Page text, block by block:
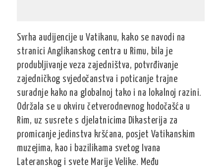
Svrha audijencije u Vatikanu, kako se navodi na
stranici Anglikanskog centra u Rimu, bila je
produbljivanje veza zajedništva, potvrđivanje
zajedničkog svjedočanstva i poticanje trajne
suradnje kako na globalnoj tako i na lokalnoj razini.
Održala se u okviru četverodnevnog hodočašća u
Rim, uz susrete s djelatnicima Dikasterija za
promicanje jedinstva kršćana, posjet Vatikanskim
muzejima, kao i bazilikama svetog Ivana
Lateranskog i svete Marije Velike. Među